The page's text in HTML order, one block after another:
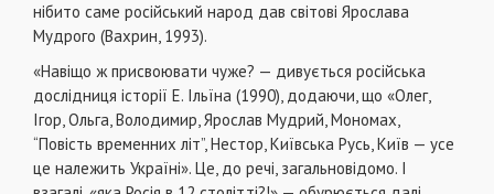
нібито саме російський народ дав світові Ярослава
Мудрого (Вахрин, 1993).
«Навіщо ж присвоювати чуже? — дивується російська
дослідниця історії Е. Ільїна (1990), додаючи, що «Олег,
Ігор, Ольга, Володимир, Ярослав Мудрий, Мономах,
“Повість временних літ”, Нестор, Київська Русь, Київ — усе
це належить Україні». Це, до речі, загальновідомо. І